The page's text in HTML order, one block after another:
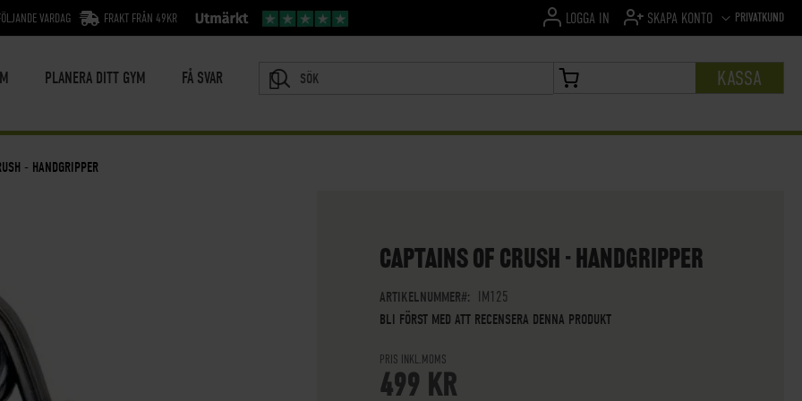
SPRÅKPRIVATKUND
LOGGA IN SKAPA KONTO
VARDAG FRAKT FRÅN 49KR
PLANERA DITT GYM FÅ SVAR MIN VARUKORG KASSA
- HANDGRIPPER
CAPTAINS OF CRUSH - HANDGRIPPER
ARTIKELNUMMER
IM125
BLI FÖRST MED ATT RECENSERA DENNA PRODUKT
PRIS INKL.MOMS
499 KR